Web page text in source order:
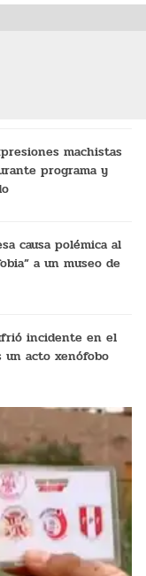
machistas
programa y
causa polémica al
museo de
incidente en el
un acto xenófobo